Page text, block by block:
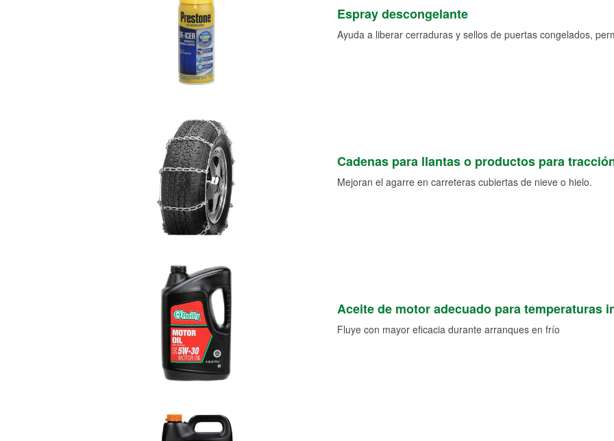
Espray descongelante
Ayuda a liberar cerraduras y sellos de puertas congelados,
Cadenas para llantas o productos para
Mejoran el agarre en carreteras cubiertas de nieve o hielo.
Aceite de motor adecuado para temperaturas
Fluye con mayor eficacia durante arranques en frío